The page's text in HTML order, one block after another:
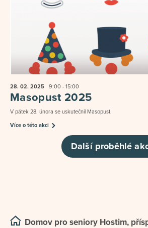
28. 02. 2025 9:00 - 15:00
Masopust 2025
V pátek 28. února se uskutečnil Masopust.
Více o této akci
Další proběhlé
Domov pro seniory Hostim,